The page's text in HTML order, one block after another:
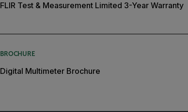
FLIR Test & Measurement Limited 3-Year Warranty
BROCHURE
Digital Multimeter Brochure